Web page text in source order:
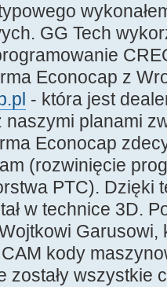
GG Tech
Econocap z
- która jest
naszymi planami
Econocap
(rozwinięcie
PTC). Dzięki
w technice 3D.
Garusowi,
kody
zostały wszystkie